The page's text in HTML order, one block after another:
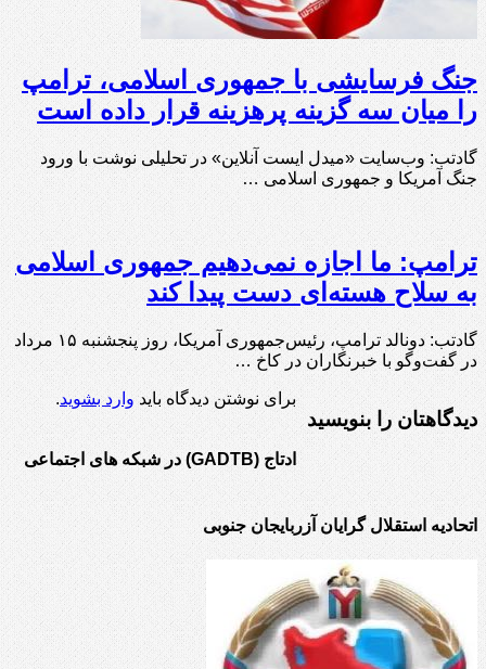
جنگ فرسایشی با جمهوری اسلامی، ترامپ
را میان سه گزینه پرهزینه قرار داده است
گادتب: وب‌سایت «میدل ایست آنلاین» در تحلیلی نوشت با ورود
جنگ آمریکا و جمهوری اسلامی …
ترامپ: ما اجازه نمی‌دهیم جمهوری اسلامی
به سلاح هسته‌ای دست پیدا کند
گادتب: دونالد ترامپ، رئیس‌جمهوری آمریکا، روز پنجشنبه ۱۵ مرداد
در گفت‌وگو با خبرنگاران در کاخ …
دیدگاهتان را بنویسید
برای نوشتن دیدگاه باید وارد بشوید.
ادتاج (GADTB) در شبکه های اجتماعی
اتحادیه استقلال گرایان آزربایجان جنوبی